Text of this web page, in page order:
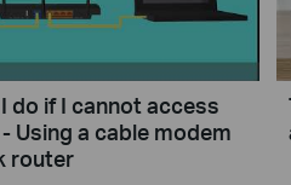
do if I cannot access
Using a cable modem
router